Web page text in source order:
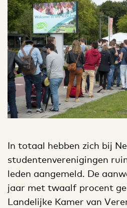
In totaal hebben zich bij
studentenverenigingen
leden aangemeld. De
jaar met twaalf procent
Landelijke Kamer van